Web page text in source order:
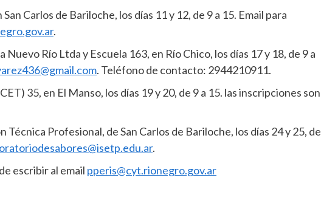
Carlos de Bariloche, los días 11 y 12, de 9 a 15. Email para
.
Río Ltda y Escuela 163, en Río Chico, los días 17 y 18, de 9 a
. Teléfono de contacto: 2944210911.
35, en El Manso, los días 19 y 20, de 9 a 15. las inscripciones son
Profesional, de San Carlos de Bariloche, los días 24 y 25, de
.
escribir al email pperis@cyt.rionegro.gov.ar